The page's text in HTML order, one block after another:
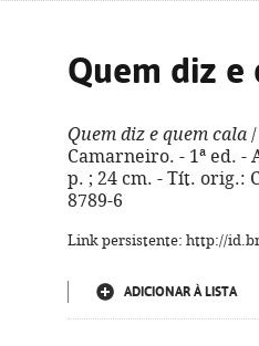
Quem diz e
Quem diz e quem cala
Camarneiro. - 1ª ed. -
p. ; 24 cm. - Tít. orig.:
8789-6
Link persistente: http://
ADICIONAR À LISTA